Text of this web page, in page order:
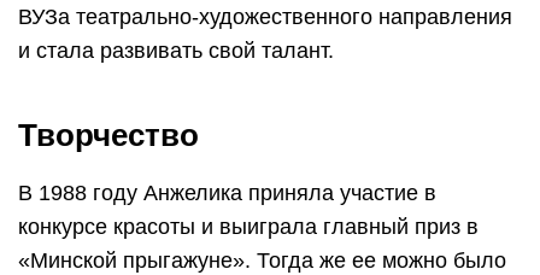
ВУЗа театрально-художественного направления
и стала развивать свой талант.
Творчество
В 1988 году Анжелика приняла участие в
конкурсе красоты и выиграла главный приз в
«Минской прыгажуне». Тогда же ее можно было